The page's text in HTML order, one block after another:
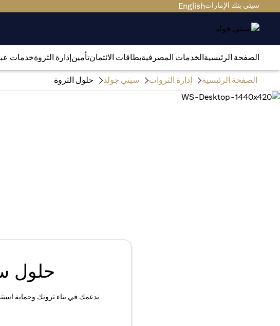
سيتي بنك الإماراتEnglish
الصفحة الرئيسيةالخدمات المصرفيةبطاقات الائتمانتأمينإدارة الثروةخدمات
الصفحة الرئيسية إدارة الثروات سيتي جولد حلول الثروة
حلول
ندعمك في بناء ثروتك وحماية